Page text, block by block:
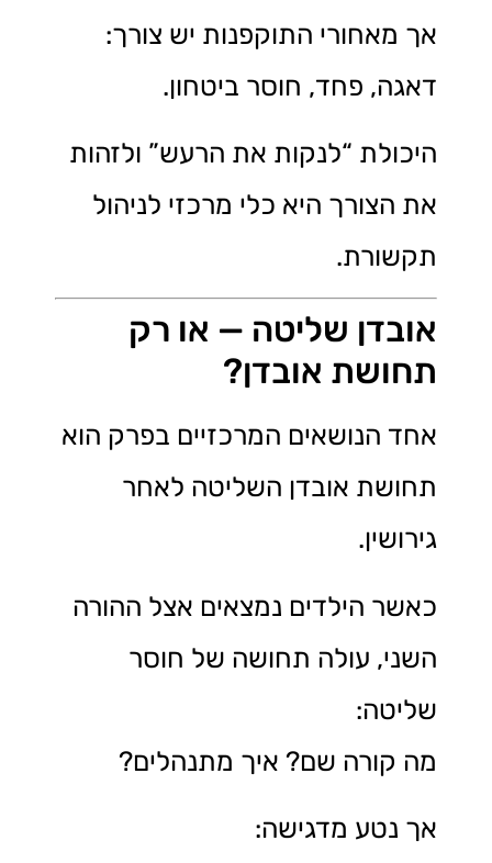
אך מאחורי התוקפנות יש צורך:
דאגה, פחד, חוסר ביטחון.
היכולת “לנקות את הרעש” ולזהות
את הצורך היא כלי מרכזי לניהול
תקשורת.
אובדן שליטה — או רק
תחושת אובדן?
אחד הנושאים המרכזיים בפרק הוא
תחושת אובדן השליטה לאחר
גירושין.
כאשר הילדים נמצאים אצל ההורה
השני, עולה תחושה של חוסר
שליטה:
מה קורה שם? איך מתנהלים?
אך נטע מדגישה: